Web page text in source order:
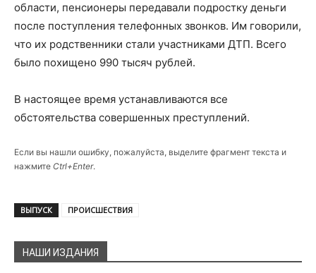
области, пенсионеры передавали подростку деньги
после поступления телефонных звонков. Им говорили,
что их родственники стали участниками ДТП. Всего
было похищено 990 тысяч рублей.
В настоящее время устанавливаются все
обстоятельства совершенных преступлений.
Если вы нашли ошибку, пожалуйста, выделите фрагмент текста и
нажмите Ctrl+Enter.
ВЫПУСК ПРОИСШЕСТВИЯ
НАШИ ИЗДАНИЯ